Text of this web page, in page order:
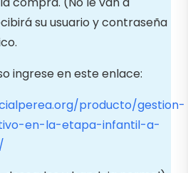
su usuario y contraseña
ingrese en este enlace:
producto/gestion-
en-la-etapa-infantil-a-